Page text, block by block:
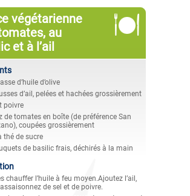
végétarienne
au
et à l’ail
d’huile d’olive
d’ail, pelées et hachées grossièrement
poivre
de tomates en boîte (de préférence San
coupées grossièrement
thé de sucre
de basilic frais, déchirés à la main
chauffer l’huile à feu moyen.Ajoutez l’ail,
de sel et de poivre.